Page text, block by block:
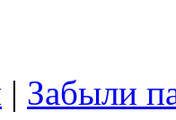
| Забыли